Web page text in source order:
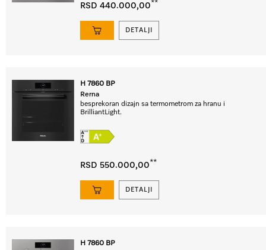
RSD 440.000,00**
DETALJI
H 7860 BP
Rerna
besprekoran dizajn sa termometrom za hranu i
BrilliantLight.
RSD 550.000,00**
DETALJI
H 7860 BP